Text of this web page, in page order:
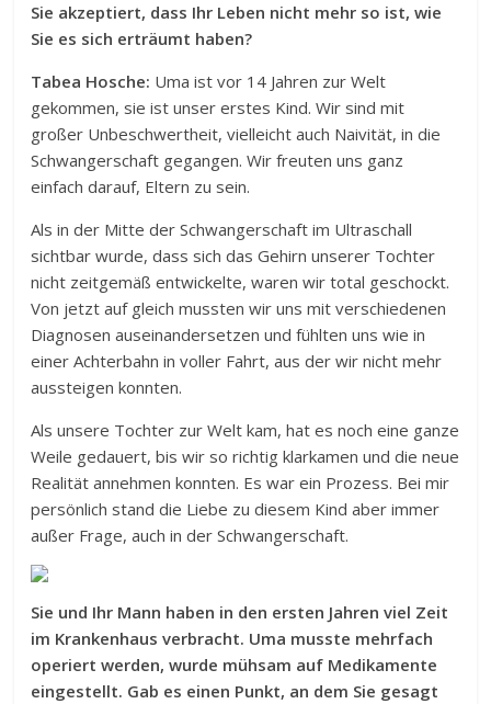
Sie akzeptiert, dass Ihr Leben nicht mehr so ist, wie
Sie es sich erträumt haben?
Tabea Hosche: Uma ist vor 14 Jahren zur Welt
gekommen, sie ist unser erstes Kind. Wir sind mit
großer Unbeschwertheit, vielleicht auch Naivität, in die
Schwangerschaft gegangen. Wir freuten uns ganz
einfach darauf, Eltern zu sein.
Als in der Mitte der Schwangerschaft im Ultraschall
sichtbar wurde, dass sich das Gehirn unserer Tochter
nicht zeitgemäß entwickelte, waren wir total geschockt.
Von jetzt auf gleich mussten wir uns mit verschiedenen
Diagnosen auseinandersetzen und fühlten uns wie in
einer Achterbahn in voller Fahrt, aus der wir nicht mehr
aussteigen konnten.
Als unsere Tochter zur Welt kam, hat es noch eine ganze
Weile gedauert, bis wir so richtig klarkamen und die neue
Realität annehmen konnten. Es war ein Prozess. Bei mir
persönlich stand die Liebe zu diesem Kind aber immer
außer Frage, auch in der Schwangerschaft.
Sie und Ihr Mann haben in den ersten Jahren viel Zeit
im Krankenhaus verbracht. Uma musste mehrfach
operiert werden, wurde mühsam auf Medikamente
eingestellt. Gab es einen Punkt, an dem Sie gesagt